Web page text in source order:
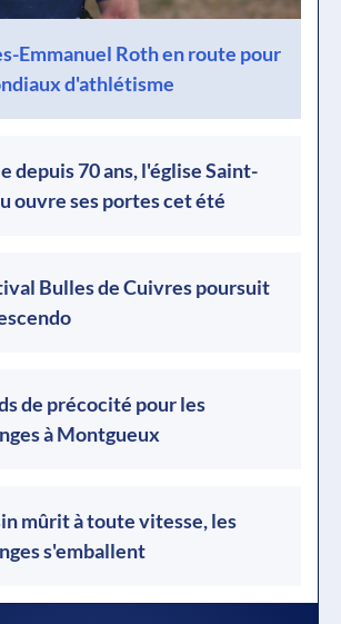
Emmanuel Roth en route pour
d'athlétisme
depuis 70 ans, l'église Saint-
ouvre ses portes cet été
Bulles de Cuivres poursuit
de précocité pour les
à Montgueux
mûrit à toute vitesse, les
s'emballent